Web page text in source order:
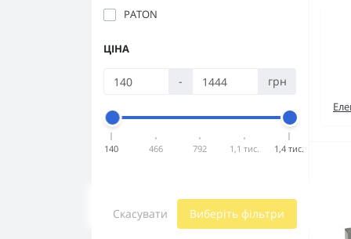
PATON
ЦІНА
- грн
140 466 792 1,1 тис. 1,4 тис.
Скасувати Виберіть фільтри